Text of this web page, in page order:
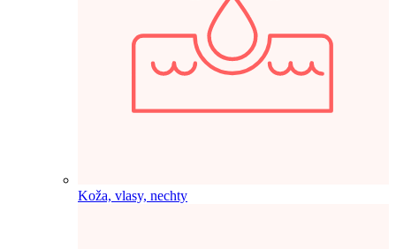
Koža, vlasy, nechty